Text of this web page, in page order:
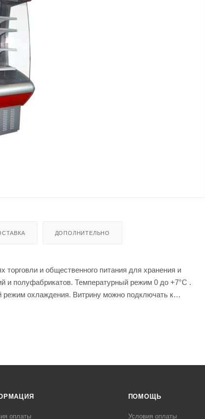
ДОПОЛНИТЕЛЬНО
и общественного питания для хранения и
и полуфабрикатов. Температурный режим 0 до +7°С .
охлаждения. Витрину можно подключать к
оплаты
ПОМОЩЬ
Условия оплаты